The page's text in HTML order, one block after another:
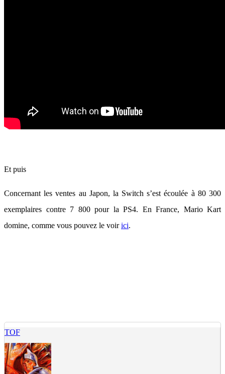
Et puis
Concernant les ventes au Japon, la Switch s’est écoulée à 80 300
exemplaires contre 7 800 pour la PS4. En France, Mario Kart
domine, comme vous pouvez le voirici.
TOF